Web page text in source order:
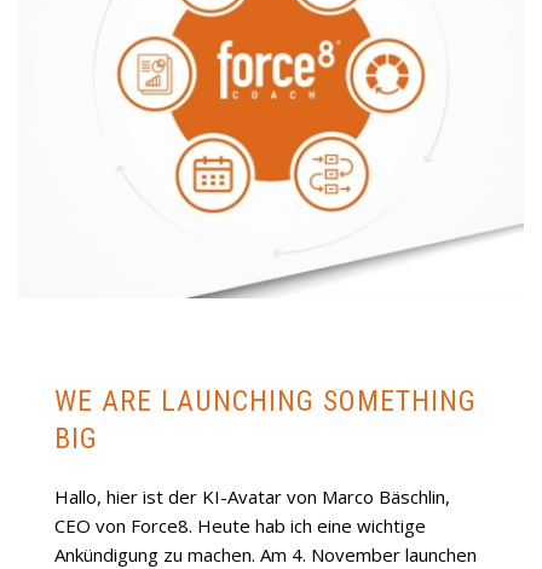
WE ARE LAUNCHING SOMETHING
BIG
Hallo, hier ist der KI-Avatar von Marco Bäschlin,
CEO von Force8. Heute hab ich eine wichtige
Ankündigung zu machen. Am 4. November launchen